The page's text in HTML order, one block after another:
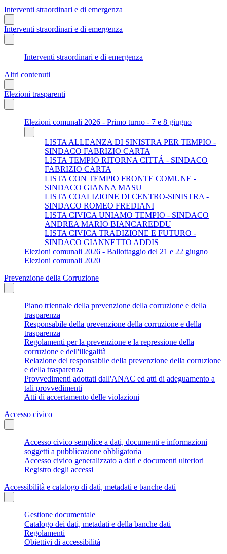
Interventi straordinari e di emergenza
Interventi straordinari e di emergenza
Interventi straordinari e di emergenza
Altri contenuti
Elezioni trasparenti
Elezioni comunali 2026 - Primo turno - 7 e 8 giugno
LISTA ALLEANZA DI SINISTRA PER TEMPIO -
SINDACO FABRIZIO CARTA
LISTA TEMPIO RITORNA CITTÁ - SINDACO
FABRIZIO CARTA
LISTA CON TEMPIO FRONTE COMUNE -
SINDACO GIANNA MASU
LISTA COALIZIONE DI CENTRO-SINISTRA -
SINDACO ROMEO FREDIANI
LISTA CIVICA UNIAMO TEMPIO - SINDACO
ANDREA MARIO BIANCAREDDU
LISTA CIVICA TRADIZIONE E FUTURO -
SINDACO GIANNETTO ADDIS
Elezioni comunali 2026 - Ballottaggio del 21 e 22 giugno
Elezioni comunali 2020
Prevenzione della Corruzione
Piano triennale della prevenzione della corruzione e della
trasparenza
Responsabile della prevenzione della corruzione e della
trasparenza
Regolamenti per la prevenzione e la repressione della
corruzione e dell'illegalità
Relazione del responsabile della prevenzione della corruzione
e della trasparenza
Provvedimenti adottati dall'ANAC ed atti di adeguamento a
tali provvedimenti
Atti di accertamento delle violazioni
Accesso civico
Accesso civico semplice a dati, documenti e informazioni
soggetti a pubblicazione obbligatoria
Accesso civico generalizzato a dati e documenti ulteriori
Registro degli accessi
Accessibilità e catalogo di dati, metadati e banche dati
Gestione documentale
Catalogo dei dati, metadati e della banche dati
Regolamenti
Obiettivi di accessibilità